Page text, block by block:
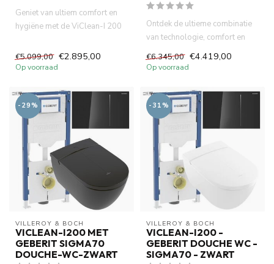
Geniet van ultiem comfort en
hygiëne met de ViClean-I 200
€5.099,00 €2.895,00
Op voorraad
Ontdek de ultieme combinatie
van technologie, comfort en
stijl met de Villeroy &...
€6.345,00 €4.419,00
Op voorraad
-29%
VILLEROY & BOCH
VICLEAN-I200 MET
GEBERIT SIGMA70
DOUCHE-WC-ZWART
-31%
VILLEROY & BOCH
VICLEAN-I200 -
GEBERIT DOUCHE WC -
SIGMA70 - ZWART